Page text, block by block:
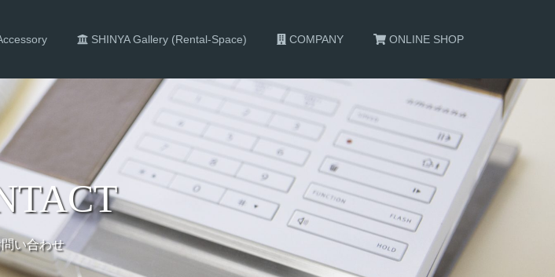
SHINYA Gallery (Rental-Space) COMPANY ONLINE SHOP
問い合わせ